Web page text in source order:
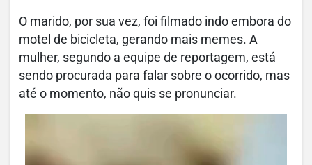
O marido, por sua vez, foi filmado indo embora do
motel de bicicleta, gerando mais memes. A
mulher, segundo a equipe de reportagem, está
sendo procurada para falar sobre o ocorrido, mas
até o momento, não quis se pronunciar.